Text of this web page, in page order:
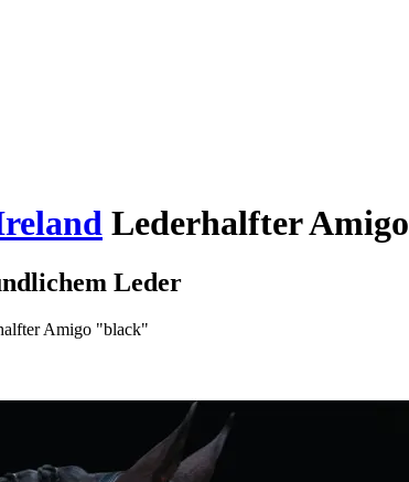
Lederhalfter Amigo
Leder
Amigo "black"